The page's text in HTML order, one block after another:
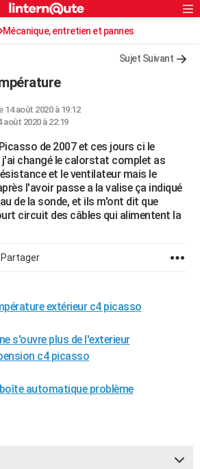
Rechercher
S'inscrire
Connexion
Mécanique, entretien et pannes
Sujet Suivant
14 août 2020 à 19:12
août 2020 à 22:19
de 2007 et ces jours ci le
changé le calorstat complet as
et le ventilateur mais le
l'avoir passe a la valise ça indiqué
de la sonde, et ils m'ont dit que
circuit des câbles qui alimentent la
Partager
extérieur c4 picasso
s'ouvre plus de l'exterieur
c4 picasso
automatique problème